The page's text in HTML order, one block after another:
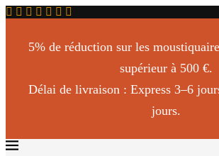
5% de réduction sur les
supérieur à 500 €.
Délai de livraison : Express 3–6
jours.